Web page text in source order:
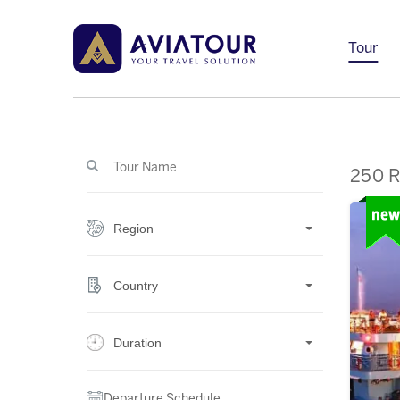
Tour
Region
Country
Duration
250